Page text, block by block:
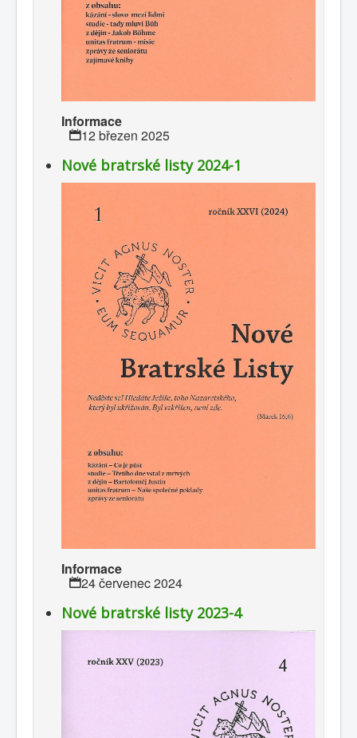
Informace
12 březen 2025
Nové bratrské listy 2024-1
Informace
24 červenec 2024
Nové bratrské listy 2023-4